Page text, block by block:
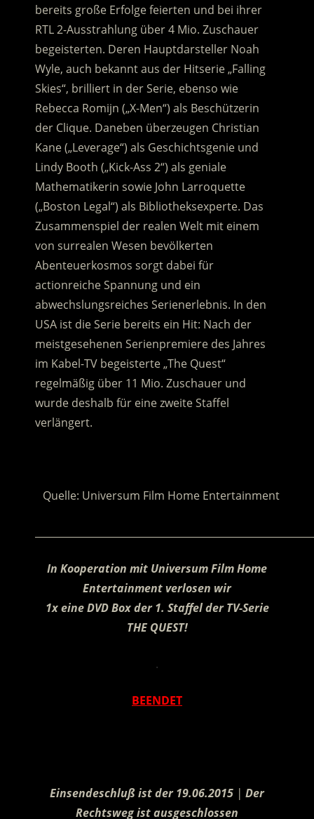
bereits große Erfolge feierten und bei ihrer
RTL 2-Ausstrahlung über 4 Mio. Zuschauer
begeisterten. Deren Hauptdarsteller Noah
Wyle, auch bekannt aus der Hitserie „Falling
Skies“, brilliert in der Serie, ebenso wie
Rebecca Romijn („X-Men“) als Beschützerin
der Clique. Daneben überzeugen Christian
Kane („Leverage“) als Geschichtsgenie und
Lindy Booth („Kick-Ass 2“) als geniale
Mathematikerin sowie John Larroquette
(„Boston Legal“) als Bibliotheksexperte. Das
Zusammenspiel der realen Welt mit einem
von surrealen Wesen bevölkerten
Abenteuerkosmos sorgt dabei für
actionreiche Spannung und ein
abwechslungsreiches Serienerlebnis. In den
USA ist die Serie bereits ein Hit: Nach der
meistgesehenen Serienpremiere des Jahres
im Kabel-TV begeisterte „The Quest“
regelmäßig über 11 Mio. Zuschauer und
wurde deshalb für eine zweite Staffel
verlängert.
Quelle: Universum Film Home Entertainment
In Kooperation mit Universum Film Home
Entertainment verlosen wir
1x eine DVD Box der 1. Staffel der TV-Serie
THE QUEST!
.
BEENDET
Einsendeschluß ist der 19.06.2015 | Der
Rechtsweg ist ausgeschlossen